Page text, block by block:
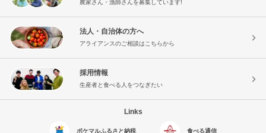
農家さん・漁師さんを募集しています!
法人・自治体の方へ
アライアンスのご相談はこちらから
採用情報
生産者と食べる人をつなぎたい
Links
ポケマルふるさと納税 食べる通信